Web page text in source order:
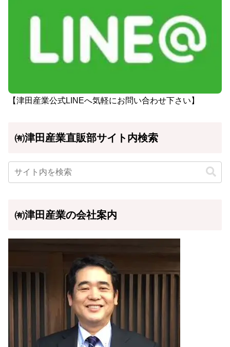
【津田産業公式LINEへ気軽にお問い合わせ下さい】
㈲津田産業直販部サイト内検索
㈲津田産業の会社案内